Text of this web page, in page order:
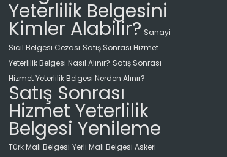
Yeterlilik Belgesini
Kimler Alabilir? Sanayi
Sicil Belgesi Cezası Satış Sonrası Hizmet
Yeterlilik Belgesi Nasıl Alınır? Satış Sonrası
Hizmet Yeterlilik Belgesi Nerden Alınır?
Satış Sonrası
Hizmet Yeterlilik
Belgesi Yenileme
Türk Malı Belgesi Yerli Malı Belgesi Askeri